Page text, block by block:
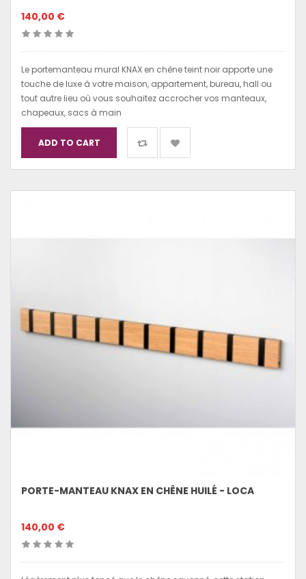
140,00 €
Le portemanteau mural KNAX en chêne teint noir apporte une
touche de luxe à votre maison, appartement, bureau, hall ou
tout autre lieu où vous souhaitez accrocher vos manteaux,
chapeaux, sacs à main
ADD TO CART
PORTE-MANTEAU KNAX EN CHÊNE HUILÉ - LOCA
140,00 €